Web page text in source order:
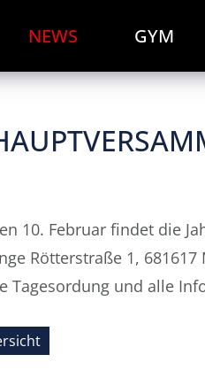
NEWS GYM
10. Februar findet die
Rötterstraße 1,
Tagesordung und alle